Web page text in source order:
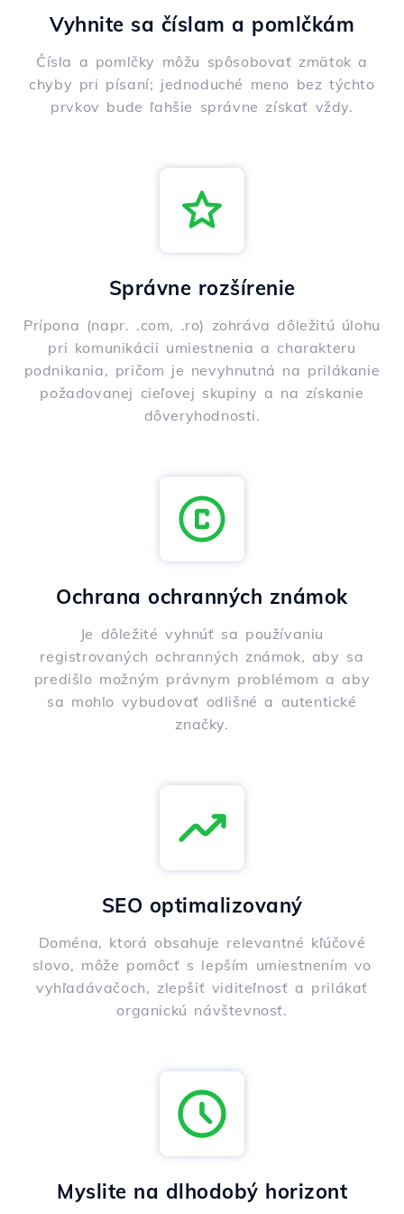
Vyhnite sa číslam a pomlčkám
Čísla a pomlčky môžu spôsobovať zmätok a
chyby pri písaní; jednoduché meno bez týchto
prvkov bude ľahšie správne získať vždy.
Správne rozšírenie
Prípona (napr. .com, .ro) zohráva dôležitú úlohu
pri komunikácii umiestnenia a charakteru
podnikania, pričom je nevyhnutná na prilákanie
požadovanej cieľovej skupiny a na získanie
dôveryhodnosti.
Ochrana ochranných známok
Je dôležité vyhnúť sa používaniu
registrovaných ochranných známok, aby sa
predišlo možným právnym problémom a aby
sa mohlo vybudovať odlišné a autentické
značky.
SEO optimalizovaný
Doména, ktorá obsahuje relevantné kľúčové
slovo, môže pomôcť s lepším umiestnením vo
vyhľadávačoch, zlepšiť viditeľnosť a prilákať
organickú návštevnosť.
Myslite na dlhodobý horizont